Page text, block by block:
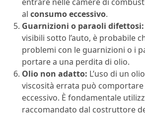
entrare nelle camere di
al consumo eccessivo.
Guarnizioni o paraoli difettosi:
visibili sotto l’auto, è probabile
problemi con le guarnizioni o i
portare a una perdita di olio.
Olio non adatto: L’uso di un
viscosità errata può
eccessivo. È fondamentale
raccomandato dal costruttore